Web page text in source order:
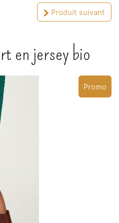
Produit suivant
en jersey bio
Promo